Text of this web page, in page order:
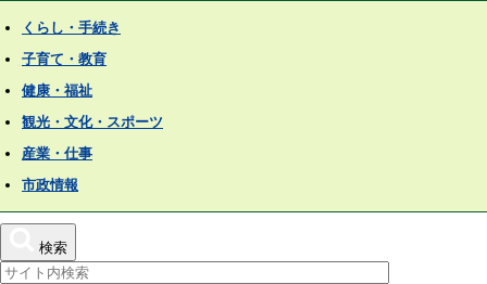
くらし・手続き
子育て・教育
健康・福祉
観光・文化・スポーツ
産業・仕事
市政情報
検索